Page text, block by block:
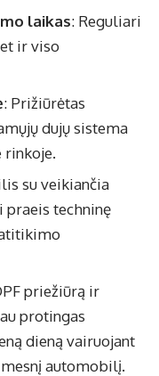
laikas: Reguliari
ir viso
: Prižiūrėtas
dujų sistema
rinkoje.
su veikiančia
praeis techninę
priežiūrą ir
protingas
dieną vairuojant
automobilį.